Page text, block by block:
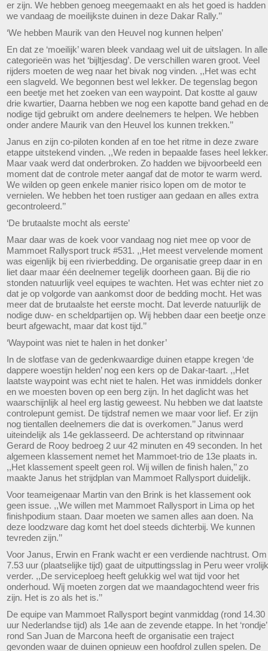
er zijn. We hebben genoeg meegemaakt en als het goed is hadden
we vandaag de moeilijkste duinen in deze Dakar Rally.’’
‘We hebben Maurik van den Heuvel nog kunnen helpen’
En dat ze ‘moeilijk’ waren bleek vandaag wel uit de uitslagen. In alle
categorieën was het ‘bijltjesdag’. De verschillen waren groot. Veel
rijders moeten de weg naar het bivak nog vinden. ,,Het was echt
een slagveld. We begonnen best wel lekker. De tegenslag begon
een beetje met het zoeken van een waypoint. Dat kostte al gauw
drie kwartier, Daarna hebben we nog een kapotte band gehad en de
nodige tijd gebruikt om andere deelnemers te helpen. We hebben
onder andere Maurik van den Heuvel los kunnen trekken.’’
Janus en zijn co-piloten konden af en toe het ritme in deze zware
etappe uitstekend vinden. ,,We reden in bepaalde fases heel lekker.
Maar vaak werd dat onderbroken. Zo hadden we bijvoorbeeld een
moment dat de controle meter aangaf dat de motor te warm werd.
We wilden op geen enkele manier risico lopen om de motor te
vernielen. We hebben het toen rustiger aan gedaan en alles extra
gecontroleerd.’’
‘De brutaalste mocht als eerste’
Maar daar was de koek voor vandaag nog niet mee op voor de
Mammoet Rallysport truck #531. ,,Het meest vervelende moment
was eigenlijk bij een rivierbedding. De organisatie greep daar in en
liet daar maar één deelnemer tegelijk doorheen gaan. Bij die rio
stonden natuurlijk veel equipes te wachten. Het was echter niet zo
dat je op volgorde van aankomst door de bedding mocht. Het was
meer dat de brutaalste het eerste mocht. Dat leverde natuurlijk de
nodige duw- en scheldpartijen op. Wij hebben daar een beetje onze
beurt afgewacht, maar dat kost tijd.’’
‘Waypoint was niet te halen in het donker’
In de slotfase van de gedenkwaardige duinen etappe kregen ‘de
dappere woestijn helden’ nog een kers op de Dakar-taart. ,,Het
laatste waypoint was echt niet te halen. Het was inmiddels donker
en we moesten boven op een berg zijn. In het daglicht was het
waarschijnlijk al heel erg lastig geweest. Nu hebben we dat laatste
controlepunt gemist. De tijdstraf nemen we maar voor lief. Er zijn
nog tientallen deelnemers die dat is overkomen.’’ Janus werd
uiteindelijk als 14e geklasseerd. De achterstand op ritwinnaar
Gerard de Rooy bedroeg 2 uur 42 minuten en 49 seconden. In het
algemeen klassement nemet het Mammoet-trio de 13e plaats in.
,,Het klassement speelt geen rol. Wij willen de finish halen,’’ zo
maakte Janus het strijdplan van Mammoet Rallysport duidelijk.
Voor teameigenaar Martin van den Brink is het klassement ook
geen issue. ,,We willen met Mammoet Rallysport in Lima op het
finishpodium staan. Daar moeten we samen alles aan doen. Na
deze loodzware dag komt het doel steeds dichterbij. We kunnen
tevreden zijn.’’
Voor Janus, Erwin en Frank wacht er een verdiende nachtrust. Om
7.53 uur (plaatselijke tijd) gaat de uitputtingsslag in Peru weer vrolijk
verder. ,,De serviceploeg heeft gelukkig wel wat tijd voor het
onderhoud. Wij moeten zorgen dat we maandagochtend weer fris
zijn. Het is zo als het is.’’
De equipe van Mammoet Rallysport begint vanmiddag (rond 14.30
uur Nederlandse tijd) als 14e aan de zevende etappe. In het ‘rondje’
rond San Juan de Marcona heeft de organisatie een traject
gevonden waar de duinen opnieuw een hoofdrol zullen spelen. De